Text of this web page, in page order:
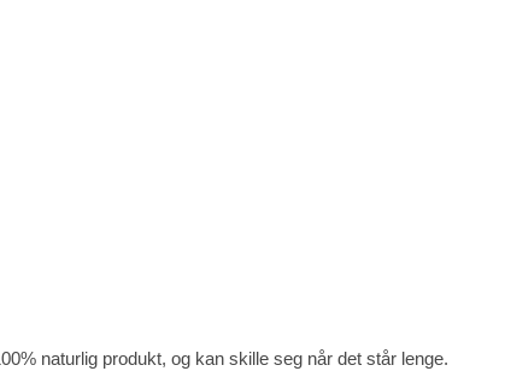
naturlig produkt, og kan skille seg når det står lenge.